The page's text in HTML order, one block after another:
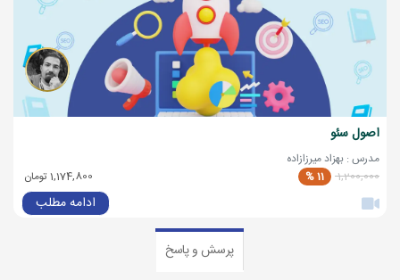
اصول سئو
مدرس : بهزاد میرزازاده
1,200,000
11 % 1,174,800 تومان
ادامه مطلب
پرسش و پاسخ